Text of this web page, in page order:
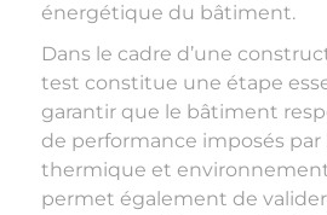
énergétique du bâtiment.
Dans le cadre d’une
test constitue une étape
garantir que le bâtiment
de performance imposés
thermique et
permet également de